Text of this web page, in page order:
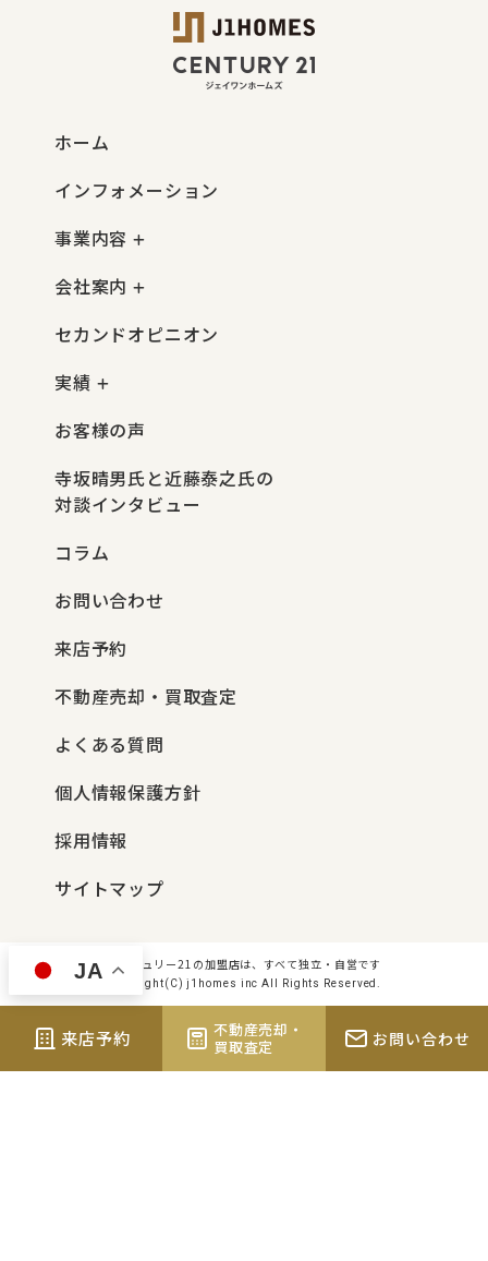
ホーム
インフォメーション
事業内容
会社案内
セカンドオピニオン
実績
お客様の声
寺坂晴男氏と近藤泰之氏の
対談インタビュー
コラム
お問い合わせ
来店予約
不動産売却・買取査定
よくある質問
個人情報保護方針
採用情報
サイトマップ
センチュリー21の加盟店は、すべて独立・自営です
Copyright(C) j1homes inc All Rights Reserved.
来店予約
不動産売却・
買取査定
お問い合わせ
JA